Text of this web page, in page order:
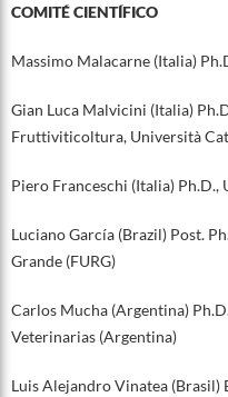
COMITÉ CIENTÍFICO
Massimo Malacarne (Italia)
Gian Luca Malvicini (Italia)
Fruttiviticoltura, Università
Piero Franceschi (Italia)
Luciano García (Brazil) Post.
Grande (FURG)
Carlos Mucha (Argentina)
Veterinarias (Argentina)
Luis Alejandro Vinatea (Brasil)